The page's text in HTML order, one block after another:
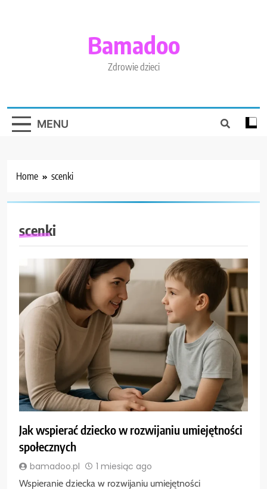
Bamadoo
Zdrowie dzieci
MENU
Home scenki
scenki
Jak wspierać dziecko w rozwijaniu umiejętności
społecznych
bamadoo.pl 1 miesiąc ago
Wspieranie dziecka w rozwijaniu umiejętności